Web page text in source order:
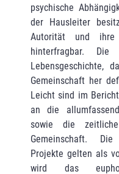
psychische
der Hausleiter
Autorität und ihre
hinterfragbar.
Lebensgeschichte,
Gemeinschaft her
Leicht sind im
an die
sowie die
Gemeinschaft. Die
Projekte gelten als
wird das